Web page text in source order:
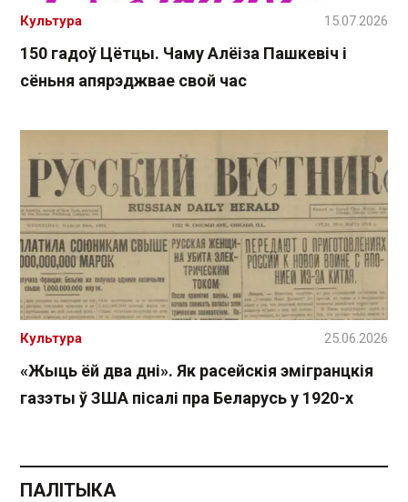
150 гадоў Цётцы. Чаму Алёіза Пашкевіч і
сёньня апярэджвае свой час
Культура 15.07.2026
«Жыць ёй два дні». Як расейскія эмігранцкія
газэты ў ЗША пісалі пра Беларусь у 1920-х
Культура 25.06.2026
ПАЛІТЫКА